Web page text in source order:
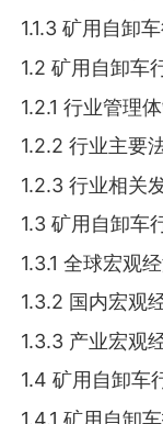
1.1.3 矿用自卸
1.2 矿用自卸车
1.2.1 行业管理
1.2.2 行业主要
1.2.3 行业相关
1.3 矿用自卸车
1.3.1 全球宏观
1.3.2 国内宏观
1.3.3 产业宏观
1.4 矿用自卸车
1.4.1 矿用自卸